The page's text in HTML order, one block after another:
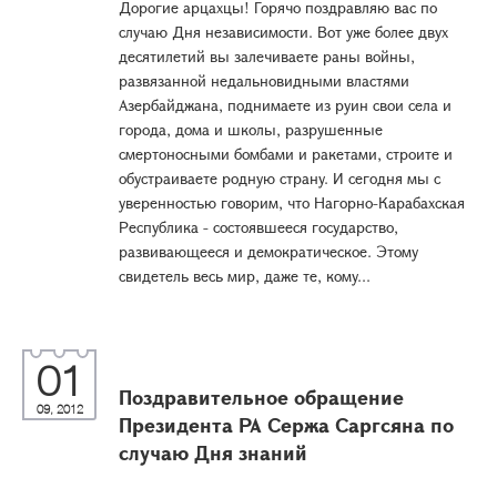
Дорогие арцахцы! Горячо поздравляю вас по
случаю Дня независимости. Вот уже более двух
десятилетий вы залечиваете раны войны,
развязанной недальновидными властями
Азербайджана, поднимаете из руин свои села и
города, дома и школы, разрушенные
смертоносными бомбами и ракетами, строите и
обустраиваете родную страну. И сегодня мы с
уверенностью говорим, что Нагорно-Карабахская
Республика - состоявшееся государство,
развивающееся и демократическое. Этому
свидетель весь мир, даже те, кому...
01
09, 2012
Поздравительное обращение
Президента РА Сержа Саргсяна по
случаю Дня знаний